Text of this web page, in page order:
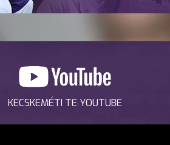
KECSKEMÉTI TE YOUTUBE